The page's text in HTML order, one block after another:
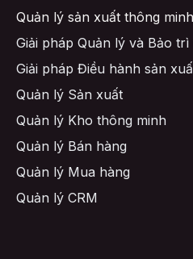
Quản lý sản xuất thông
Giải pháp Quản lý và Bảo
Giải pháp Điều hành sản
Quản lý Sản xuất
Quản lý Kho thông minh
Quản lý Bán hàng
Quản lý Mua hàng
Quản lý CRM